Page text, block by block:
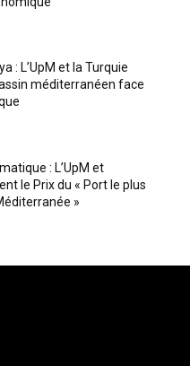
: L’UpM et la Turquie
méditerranéen face
: L’UpM et
le Prix du « Port le plus
»